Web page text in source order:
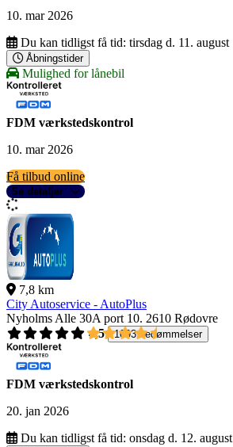
10. mar 2026
Du kan tidligst få tid: tirsdag d. 11. august
Åbningstider
Mulighed for lånebil
FDM værkstedskontrol
10. mar 2026
Få tilbud online
Se detaljer
7,8 km
City Autoservice - AutoPlus
Nyholms Alle 30A port 10. 2610 Rødovre
4,5
1093 bedømmelser
FDM værkstedskontrol
20. jan 2026
Du kan tidligst få tid: onsdag d. 12. august